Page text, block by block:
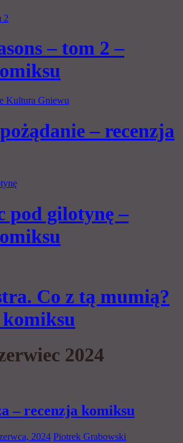
– tom 2 –
– recenzja
pod gilotynę –
Co z tą mumią?
2024
– recenzja komiksu
2024 Piotrek Grabowski